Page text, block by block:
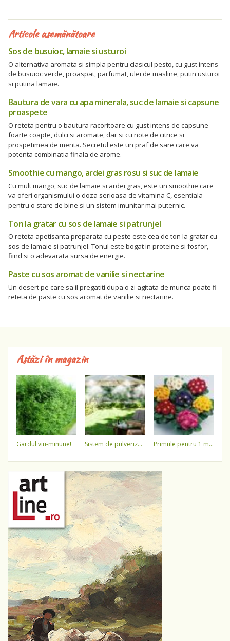
Articole asemănătoare
Sos de busuioc, lamaie si usturoi
O alternativa aromata si simpla pentru clasicul pesto, cu gust intens
de busuioc verde, proaspat, parfumat, ulei de masline, putin usturoi
si putina lamaie.
Bautura de vara cu apa minerala, suc de lamaie si capsune
proaspete
O reteta pentru o bautura racoritoare cu gust intens de capsune
foarte coapte, dulci si aromate, dar si cu note de citrice si
prospetimea de menta. Secretul este un praf de sare care va
potenta combinatia finala de arome.
Smoothie cu mango, ardei gras rosu si suc de lamaie
Cu mult mango, suc de lamaie si ardei gras, este un smoothie care
va oferi organismului o doza serioasa de vitamina C, esentiala
pentru o stare de bine si un sistem imunitar mai puternic.
Ton la gratar cu sos de lamaie si patrunjel
O reteta apetisanta preparata cu peste este cea de ton la gratar cu
sos de lamaie si patrunjel. Tonul este bogat in proteine si fosfor,
fiind si o adevarata sursa de energie.
Paste cu sos aromat de vanilie si nectarine
Un desert pe care sa il pregatiti dupa o zi agitata de munca poate fi
reteta de paste cu sos aromat de vanilie si nectarine.
Astăzi în magazin
gardul viu-minune! sistem de pulverizare a apei primule pentru 1 martie 3,5 lei / ghiveci !!!!